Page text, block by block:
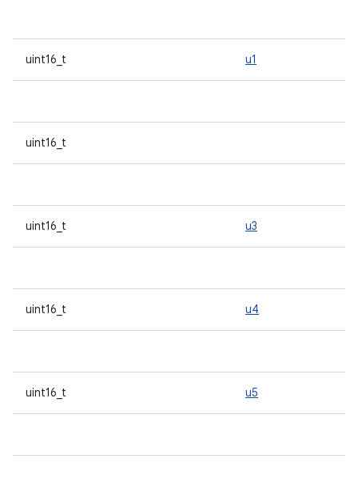
uint16_t u1
uint16_t
uint16_t u3
uint16_t u4
uint16_t u5